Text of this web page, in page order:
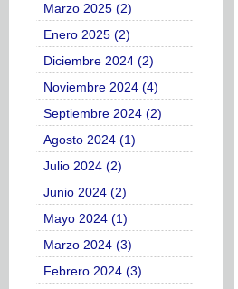
Marzo 2025 (2)
Enero 2025 (2)
Diciembre 2024 (2)
Noviembre 2024 (4)
Septiembre 2024 (2)
Agosto 2024 (1)
Julio 2024 (2)
Junio 2024 (2)
Mayo 2024 (1)
Marzo 2024 (3)
Febrero 2024 (3)